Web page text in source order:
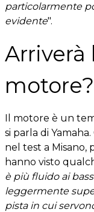
particolarmente
evidente".
Arriverà
motore?
Il motore è un
si parla di
nel test a Misano,
hanno visto
è più fluido ai
leggermente
pista in cui